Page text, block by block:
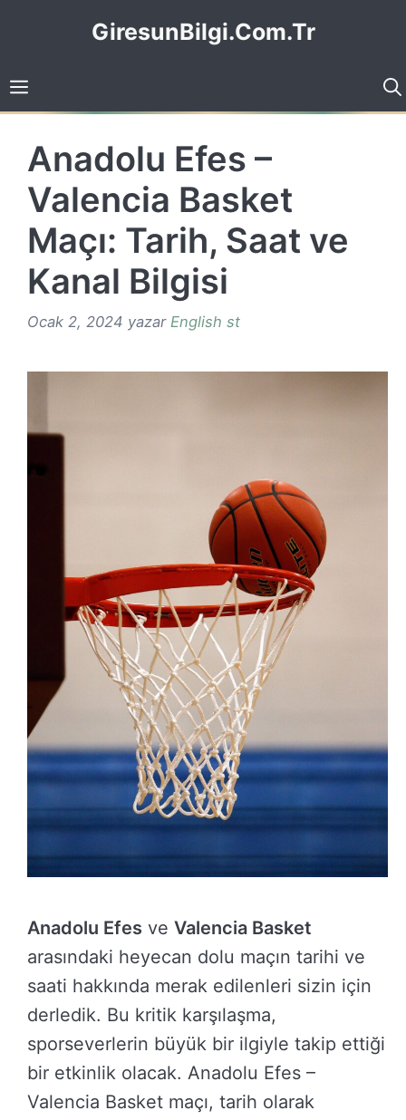
GiresunBilgi.Com.Tr
Anadolu Efes –
Valencia Basket
Maçı: Tarih, Saat ve
Kanal Bilgisi
Ocak 2, 2024 yazar English st
Anadolu Efes ve Valencia Basket
arasındaki heyecan dolu maçın tarihi ve
saati hakkında merak edilenleri sizin için
derledik. Bu kritik karşılaşma,
sporseverlerin büyük bir ilgiyle takip ettiği
bir etkinlik olacak. Anadolu Efes –
Valencia Basket maçı, tarih olarak